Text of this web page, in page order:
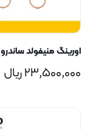
اورینگ منیفولد ساندرو
۲۳,۵۰۰,۰۰۰ریال